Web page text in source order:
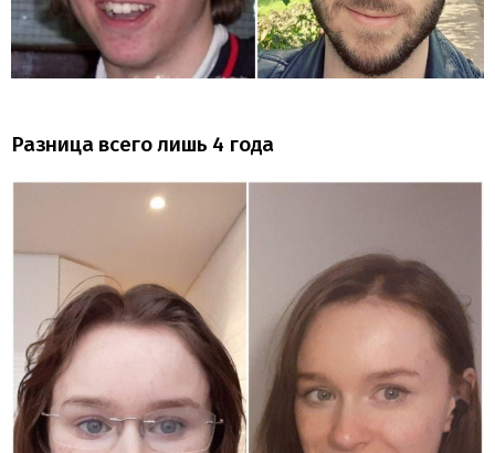
Разница всего лишь 4 года